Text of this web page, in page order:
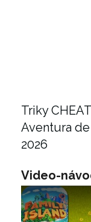
Triky
Aventura
2026
Video-